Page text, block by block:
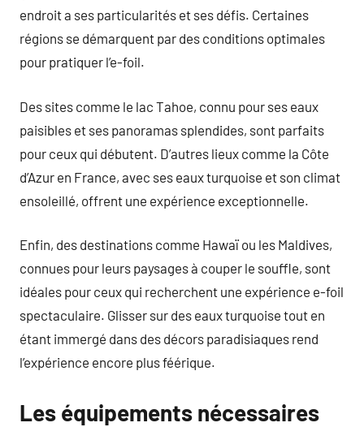
endroit a ses particularités et ses défis. Certaines
régions se démarquent par des conditions optimales
pour pratiquer l’e-foil.
Des sites comme le lac Tahoe, connu pour ses eaux
paisibles et ses panoramas splendides, sont parfaits
pour ceux qui débutent. D’autres lieux comme la Côte
d’Azur en France, avec ses eaux turquoise et son climat
ensoleillé, offrent une expérience exceptionnelle.
Enfin, des destinations comme Hawaï ou les Maldives,
connues pour leurs paysages à couper le souffle, sont
idéales pour ceux qui recherchent une expérience e-foil
spectaculaire. Glisser sur des eaux turquoise tout en
étant immergé dans des décors paradisiaques rend
l’expérience encore plus féérique.
Les équipements nécessaires